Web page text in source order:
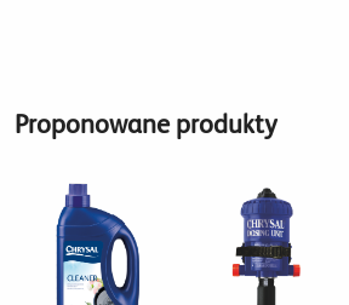
Proponowane produkty